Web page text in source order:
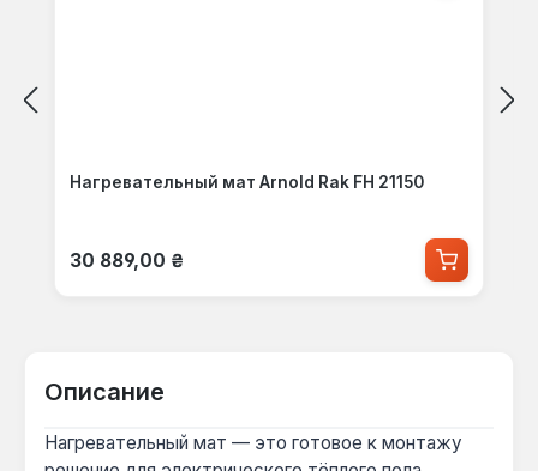
Нагревательный мат Arnold Rak FH 21150
Обычная цена:
30 889,00 ₴
Описание
Нагревательный мат — это готовое к монтажу